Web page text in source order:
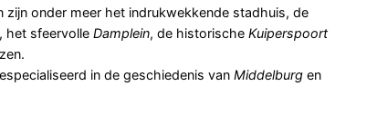
onder meer het indrukwekkende stadhuis, de
het sfeervolle Damplein, de historische Kuiperspoort
in de geschiedenis van Middelburgen